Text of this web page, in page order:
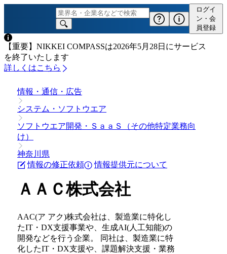
ログイ
ン・会
員登録
【重要】NIKKEI COMPASSは2026年5月28日にサービス
を終了いたします
詳しくはこちら
情報・通信・広告
システム・ソフトウエア
ソフトウエア開発・ＳａａＳ（その他特定業務向
け）
神奈川県
情報の修正依頼
情報提供元について
ＡＡＣ株式会社
AAC(ア アク)株式会社は、製造業に特化し
たIT・DX支援事業や、生成AI(人工知能)の
開発などを行う企業。 同社は、製造業に特
化したIT・DX支援や、課題解決支援・業務
ＡＡＣ株式会社の会社情報と資金調達 | NIKKEI COMPASS -